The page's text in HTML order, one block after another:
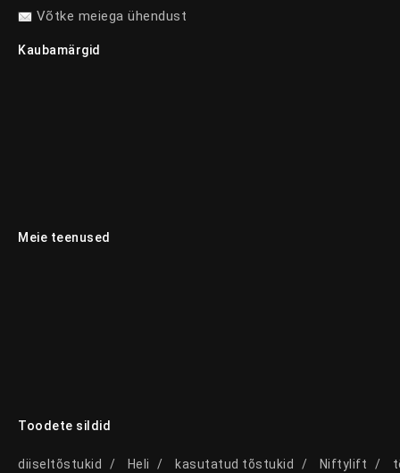
Võtke meiega ühendust
Kaubamärgid
Meie teenused
Toodete sildid
diiseltõstukid Heli kasutatud tõstukid Niftylift